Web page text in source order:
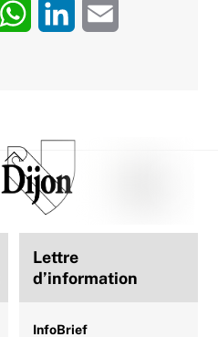
W
s
A
p
p
I
n
Back
To
Top
Lettre
d’information
InfoBrief